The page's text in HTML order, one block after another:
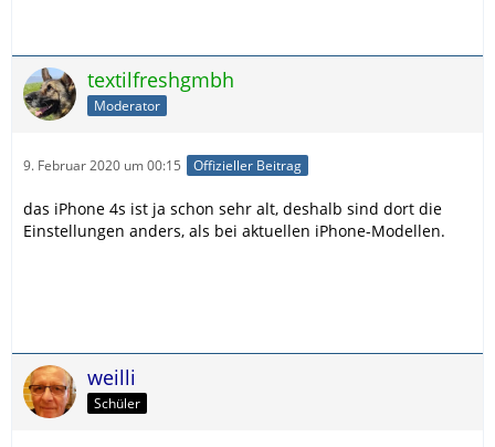
textilfreshgmbh
Moderator
9. Februar 2020 um 00:15 Offizieller Beitrag
das iPhone 4s ist ja schon sehr alt, deshalb sind dort die
Einstellungen anders, als bei aktuellen iPhone-Modellen.
weilli
Schüler